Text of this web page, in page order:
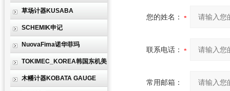
草场计器KUSABA
SCHEMIK申记
NuovaFima诺华菲玛
TOKIMEC_KOREA韩国东机美
木幡计器KOBATA GAUGE
您的姓名：
联系电话：
常用邮箱：